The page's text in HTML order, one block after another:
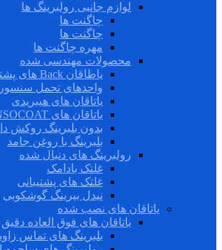
لوازم جانبی رولبرینگ ها
چاگنت ها
چاگنت ها
مهره چاگنت ها
محصولات مهندسی شده
یاطاقان Back های پشتی
واحدهای تحمل سنسور
یاتاقان های هیبریدی
یاتاقان های INSOCOAT
بدون بلبرینگ روکش
بلبرینگ با روغن جامد
رولبرینگ های دنبال شده
غلتک بادامک
غلتک های پشتیبانی
نیدل بیرینگ گوشکوبی
یاتاقان های نصب شده
یاتاقان های فوق العاده دقیق
بلبرینگ های تماس